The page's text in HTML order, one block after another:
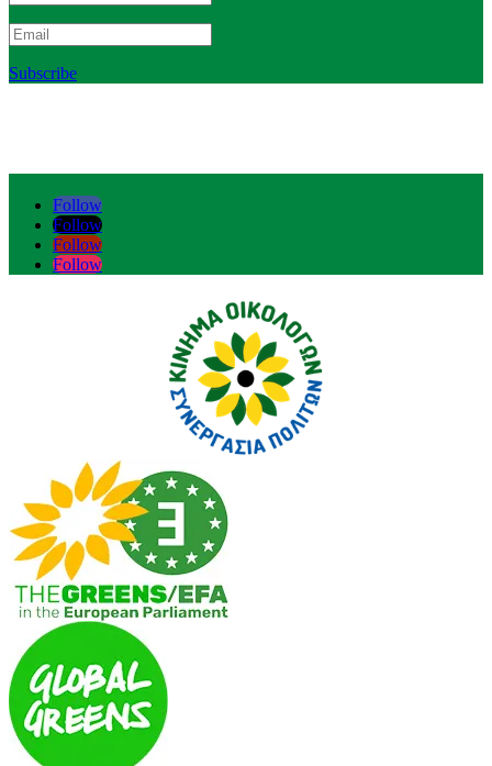
Subscribe
Follow
Follow
Follow
Follow